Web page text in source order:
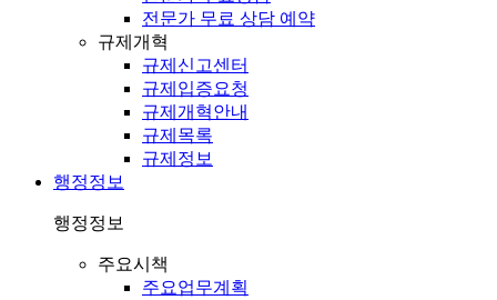
전문가 무료 상담 예약
규제개혁
규제신고센터
규제입증요청
규제개혁안내
규제목록
규제정보
행정정보
행정정보
주요시책
주요업무계획